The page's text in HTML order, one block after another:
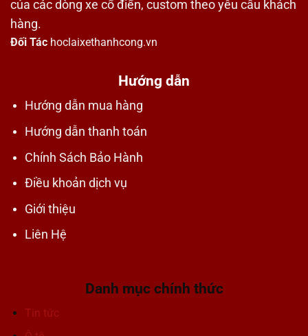
của các dòng xe cổ điển, custom theo yêu cầu khách
hàng.
Đối Tác hoclaixethanhcong.vn
Hướng dẫn
Hướng dẫn mua hàng
Hướng dẫn thanh toán
Chính Sách Bảo Hành
Điều khoản dịch vụ
Giới thiệu
Liên Hệ
Danh mục chính thức
Tin tức